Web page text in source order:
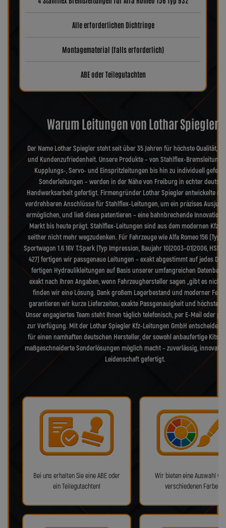
Alle erforderlichen Dichtringe
Montagematerial (falls erforderlich)
ABE oder Teilegutachten
Warum Leitungen von Lothar Spiegler?
Der Name Lothar Spiegler steht seit über 35 Jahren für höchste Qualität,
und Kundenzufriedenheit. Unsere Produkte – von Stahlflex-
Kupplungs-, Servo- und Einspritzleitungen bis hin zu individuell
Sonderleitungen – werden in der Nähe von Freiburg in echter
Handwerksarbeit gefertigt. Firmengründer Lothar Spiegler entwickelte
verdrehbaren Anschlüsse für Stahlflex-Leitungen, um ein präzises
ermöglichen, und ließ diese patentieren – eine bahnbrechende Innovation,
Markt bis heute prägt. Stahlflex-Leitungen sind aus dem modernen Kfz-
seither nicht mehr wegzudenken. Für Fahrzeuge wie Alfa Romeo 156 (Typ
Sportwagon 1.6 16V T.Spark (Typ Impression, Baujahr 10|2003–01|2006, HSN
427) fertigen wir passgenaue Leitungen – exakt abgestimmt auf jedes
fertigen Hydraulikleitungen auf Basis unserer umfangreichen
exakt nach Ihren Angaben, wenn Fahrzeughersteller sagen „gibt es nicht
finden wir eine Lösung. Dank großem Lagerbestand und moderner
garantieren wir kurze Lieferzeiten, exakte Passgenauigkeit und höchste
Unser engagiertes Team steht Ihnen täglich telefonisch, per E-Mail oder
zur Verfügung. Mit der Lothar Spiegler Kfz-Leitungen GmbH entscheiden
für einen namhaften deutschen Hersteller, der sowohl anbaufertige Kits
maßgeschneiderte Sonderlösungen möglich macht – zuverlässig,
Leidenschaft gefertigt.
Bei uns erhalten Sie eine ABE oder
ein Teilegutachten!
Wir bieten eine Auswahl
verschiedenen Farben!